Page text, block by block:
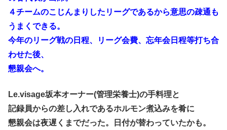
４チームのこじんまりしたリーグであるから意思の疎通も
うまくできる。
今年のリーグ戦の日程、リーグ会費、忘年会日程等打ち合
わせた後、
懇親会へ。
Le.visage坂本オーナー(管理栄養士)の手料理と
記録員からの差し入れであるホルモン煮込みを肴に
懇親会は夜遅くまでだった。日付が替わっていたかも。